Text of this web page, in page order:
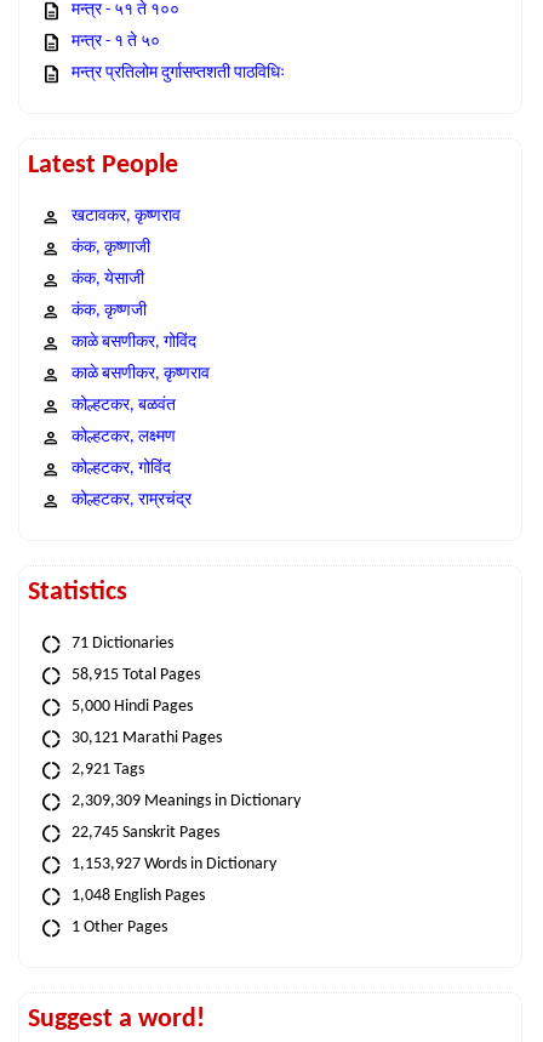
मन्त्र - ५१ ते १००
मन्त्र - १ ते ५०
मन्त्र प्रतिलोम दुर्गासप्तशती पाठविधिः
Latest People
खटावकर, कृष्णराव
कंक, कृष्णाजी
कंक, येसाजी
कंक, कृष्णजी
काळे बसणीकर, गोविंद
काळे बसणीकर, कृष्णराव
कोल्हटकर, बळवंत
कोल्हटकर, लक्ष्मण
कोल्हटकर, गोविंद
कोल्हटकर, राम्रचंद्र
Statistics
71 Dictionaries
58,915 Total Pages
5,000 Hindi Pages
30,121 Marathi Pages
2,921 Tags
2,309,309 Meanings in Dictionary
22,745 Sanskrit Pages
1,153,927 Words in Dictionary
1,048 English Pages
1 Other Pages
Suggest a word!